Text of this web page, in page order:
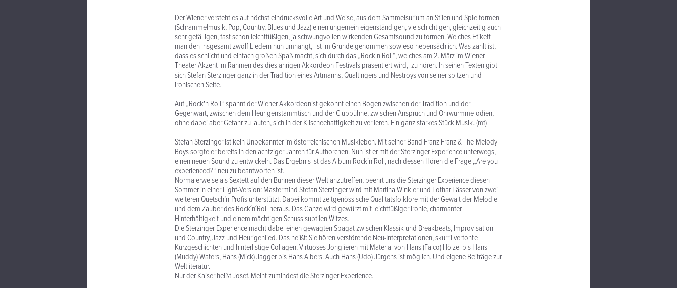
Der Wiener versteht es auf höchst eindrucksvolle Art und Weise, aus dem Sammelsurium an Stilen und Spielformen
(Schrammelmusik, Pop, Country, Blues und Jazz) einen ungemein eigenständigen, vielschichtigen, gleichzeitig auch
sehr gefälligen, fast schon leichtfüßigen, ja schwungvollen wirkenden Gesamtsound zu formen. Welches Etikett
man den insgesamt zwölf Liedern nun umhängt, ist im Grunde genommen sowieso nebensächlich. Was zählt ist,
dass es schlicht und einfach großen Spaß macht, sich durch das „Rock'n Roll“, welches am 2. März im Wiener
Theater Akzent im Rahmen des diesjährigen Akkordeon Festivals präsentiert wird, zu hören. In seinen Texten gibt
sich Stefan Sterzinger ganz in der Tradition eines Artmanns, Qualtingers und Nestroys von seiner spitzen und
ironischen Seite.
Auf „Rock'n Roll“ spannt der Wiener Akkordeonist gekonnt einen Bogen zwischen der Tradition und der
Gegenwart, zwischen dem Heurigenstammtisch und der Clubbühne, zwischen Anspruch und Ohrwurmmelodien,
ohne dabei aber Gefahr zu laufen, sich in der Klischeehaftigkeit zu verlieren. Ein ganz starkes Stück Musik. (mt)
Stefan Sterzinger ist kein Unbekannter im österreichischen Musikleben. Mit seiner Band Franz Franz & The Melody
Boys sorgte er bereits in den achtziger Jahren für Aufhorchen. Nun ist er mit der Sterzinger Experience unterwegs,
einen neuen Sound zu entwickeln. Das Ergebnis ist das Album Rock´n´Roll, nach dessen Hören die Frage „Are you
experienced?“ neu zu beantworten ist.
Normalerweise als Sextett auf den Bühnen dieser Welt anzutreffen, beehrt uns die Sterzinger Experience diesen
Sommer in einer Light-Version: Mastermind Stefan Sterzinger wird mit Martina Winkler und Lothar Lässer von zwei
weiteren Quetsch’n-Profis unterstützt. Dabei kommt zeitgenössische Qualitätsfolklore mit der Gewalt der Melodie
und dem Zauber des Rock´n´Roll heraus. Das Ganze wird gewürzt mit leichtfüßiger Ironie, charmanter
Hinterhältigkeit und einem mächtigen Schuss subtilen Witzes.
Die Sterzinger Experience macht dabei einen gewagten Spagat zwischen Klassik und Breakbeats, Improvisation
und Country, Jazz und Heurigenlied. Das heißt: Sie hören verstörende Neu-Interpretationen, skurril vertonte
Kurzgeschichten und hinterlistige Collagen. Virtuoses Jonglieren mit Material von Hans (Falco) Hölzel bis Hans
(Muddy) Waters, Hans (Mick) Jagger bis Hans Albers. Auch Hans (Udo) Jürgens ist möglich. Und eigene Beiträge zur
Weltliteratur.
Nur der Kaiser heißt Josef. Meint zumindest die Sterzinger Experience.